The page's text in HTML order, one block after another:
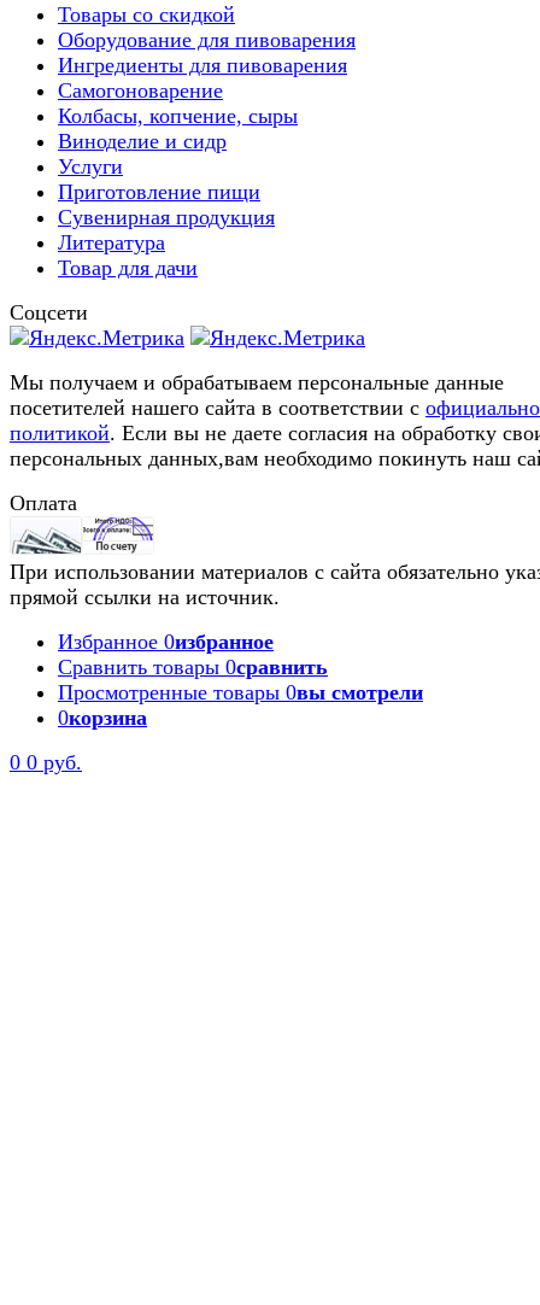
Товары со скидкой
Оборудование для пивоварения
Ингредиенты для пивоварения
Самогоноварение
Колбасы, копчение, сыры
Виноделие и сидр
Услуги
Приготовление пищи
Сувенирная продукция
Литература
Товар для дачи
Соцсети
Мы получаем и обрабатываем персональные данные
посетителей нашего сайта в соответствии с
политикой. Если вы не даете согласия на обработку
персональных данных,вам необходимо покинуть наш
Оплата
При использовании материалов с сайта обязательно
прямой ссылки на источник.
Избранное 0избранное
Сравнить товары 0сравнить
Просмотренные товары 0вы смотрели
0корзина
0 0 руб.